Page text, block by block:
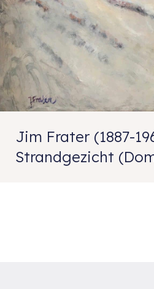
Jim Frater (1887-
Strandgezicht